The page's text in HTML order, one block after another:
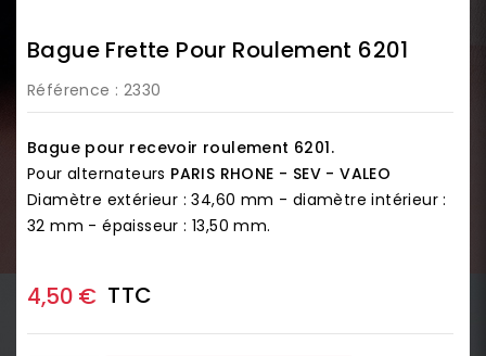
Bague Frette Pour Roulement 6201
Référence : 2330
Bague pour recevoir roulement 6201.
Pour alternateurs PARIS RHONE - SEV - VALEO
Diamètre extérieur : 34,60 mm - diamètre intérieur :
32 mm - épaisseur : 13,50 mm.
4,50 € TTC